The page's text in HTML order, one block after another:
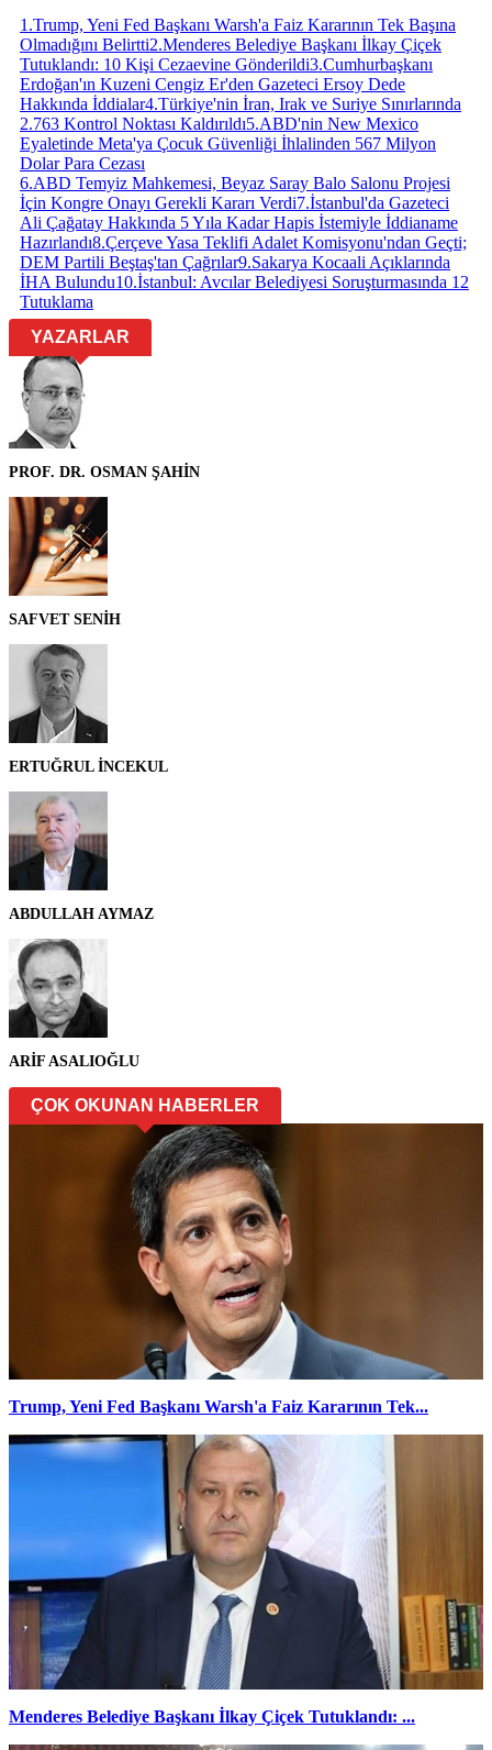
1 .Trump, Yeni Fed Başkanı Warsh'a Faiz Kararının Tek Başına
Olmadığını Belirtti2.Menderes Belediye Başkanı İlkay Çiçek
Tutuklandı: 10 Kişi Cezaevine Gönderildi3.Cumhurbaşkanı
Erdoğan'ın Kuzeni Cengiz Er'den Gazeteci Ersoy Dede
Hakkında İddialar4.Türkiye'nin İran, Irak ve Suriye Sınırlarında
2.763 Kontrol Noktası Kaldırıldı5.ABD'nin New Mexico
Eyaletinde Meta'ya Çocuk Güvenliği İhlalinden 567 Milyon
Dolar Para Cezası
6.ABD Temyiz Mahkemesi, Beyaz Saray Balo Salonu Projesi
İçin Kongre Onayı Gerekli Kararı Verdi7.İstanbul'da Gazeteci
Ali Çağatay Hakkında 5 Yıla Kadar Hapis İstemiyle İddianame
Hazırlandı8.Çerçeve Yasa Teklifi Adalet Komisyonu'ndan Geçti;
DEM Partili Beştaş'tan Çağrılar9.Sakarya Kocaali Açıklarında
İHA Bulundu10.İstanbul: Avcılar Belediyesi Soruşturmasında 12
Tutuklama
YAZARLAR
PROF. DR. OSMAN ŞAHİN
SAFVET SENİH
ERTUĞRUL İNCEKUL
ABDULLAH AYMAZ
ARİF ASALIOĞLU
ÇOK OKUNAN HABERLER
Trump, Yeni Fed Başkanı Warsh'a Faiz Kararının Tek...
Menderes Belediye Başkanı İlkay Çiçek Tutuklandı: ...